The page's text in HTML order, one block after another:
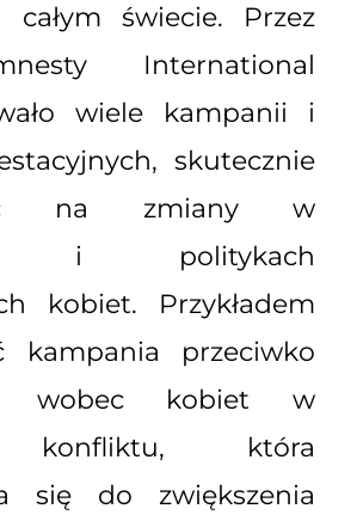
świecie. Przez
International
wiele kampanii i
skutecznie
na zmiany w
i politykach
kobiet. Przykładem
kampania przeciwko
wobec kobiet w
konfliktu, która
się do zwiększenia